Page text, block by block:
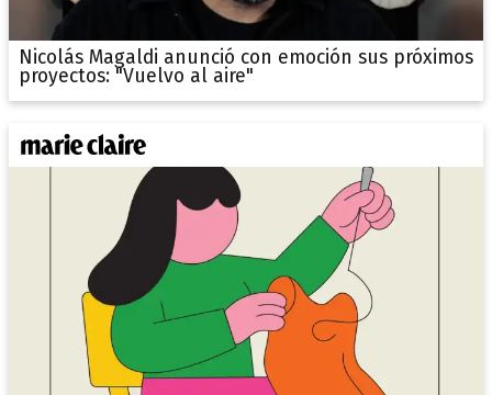
Nicolás Magaldi anunció con emoción sus próximos
proyectos: "Vuelvo al aire"